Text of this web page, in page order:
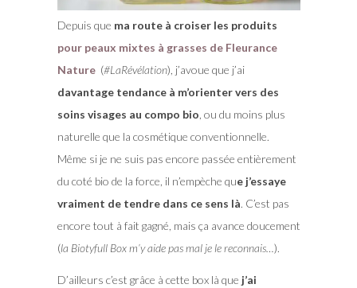
Depuis que ma route à croiser les produits
pour peaux mixtes à grasses de Fleurance
Nature (#LaRévélation), j’avoue que j’ai
davantage tendance à m’orienter vers des
soins visages au compo bio , ou du moins plus
naturelle que la cosmétique conventionnelle.
Même si je ne suis pas encore passée entièrement
du coté bio de la force, il n’empèche que j’essaye
vraiment de tendre dans ce sens là. C’est pas
encore tout à fait gagné, mais ça avance doucement
(la Biotyfull Box m’y aide pas mal je le reconnais…).
D’ailleurs c’est grâce à cette box là que j’ai